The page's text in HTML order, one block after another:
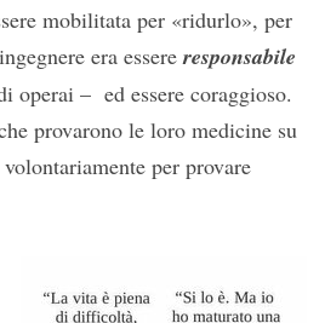
mobilitata per «ridurlo», per
era essereresponsabile
operai – ed essere coraggioso.
provarono le loro medicine su
per provare